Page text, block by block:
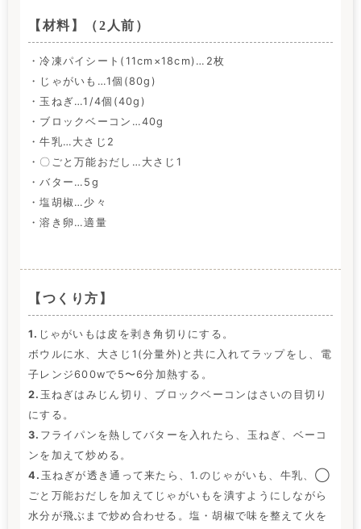
【材料】（2人前）
・冷凍パイシート(11cm×18cm)…2枚
・じゃがいも…1個(80g)
・玉ねぎ…1/4個(40g)
・ブロックベーコン…40g
・牛乳…大さじ2
・〇ごと万能おだし…大さじ1
・バター…5g
・塩胡椒…少々
・溶き卵…適量
【つくり方】
1. じゃがいもは皮を剥き角切りにする。
ボウルに水、大さじ1(分量外)と共に入れてラップをし、電
子レンジ600wで5〜6分加熱する。
2. 玉ねぎはみじん切り、ブロックベーコンはさいの目切り
にする。
3. フライパンを熱してバターを入れたら、玉ねぎ、ベーコ
ンを加えて炒める。
4. 玉ねぎが透き通って来たら、1.のじゃがいも、牛乳、◯
ごと万能おだしを加えてじゃがいもを潰すようにしながら
水分が飛ぶまで炒め合わせる。塩・胡椒で味を整えて火を